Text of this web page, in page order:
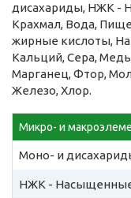
дисахариды, НЖК -
Крахмал, Вода,
жирные кислоты,
Кальций, Сера,
Марганец, Фтор,
Железо, Хлор.
Микро- и
Моно- и
НЖК - Насыщенные